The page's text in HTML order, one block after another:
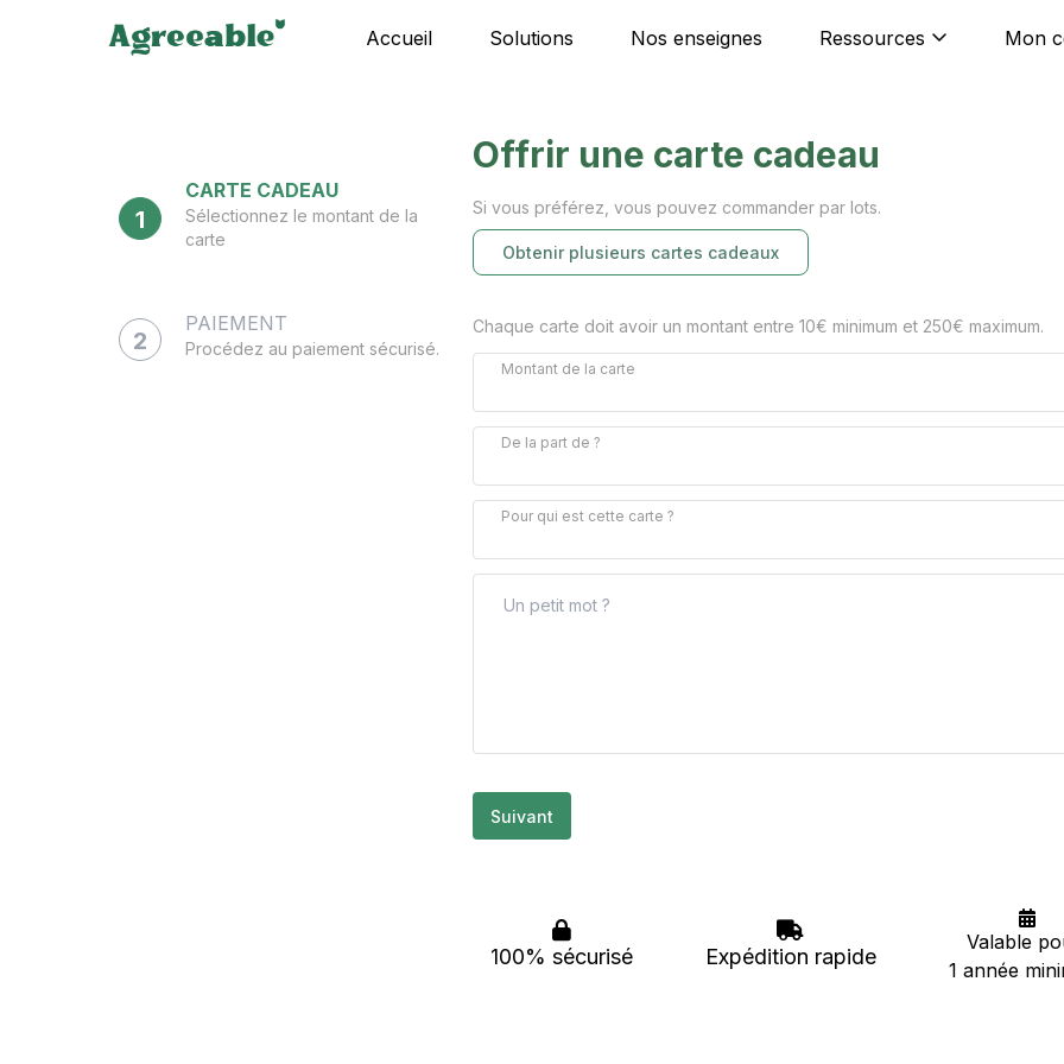
Accueil Solutions Nos enseignes Ressources Mon
1
CARTE CADEAU
Sélectionnez le montant de la
carte
2
PAIEMENT
Procédez au paiement sécurisé.
Offrir une carte cadeau
Si vous préférez, vous pouvez commander par lots.
Obtenir plusieurs cartes cadeaux
Chaque carte doit avoir un montant entre 10€ minimum et 250€ maximum.
Montant de la carte
De la part de ?
Pour qui est cette carte ?
Suivant
100% sécurisé Expédition rapide
Valable
1 année